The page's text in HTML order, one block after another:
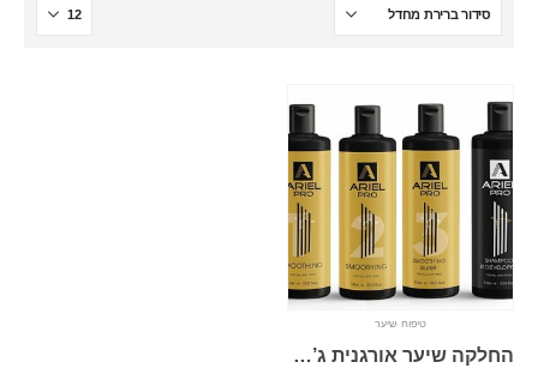
טיפוח שיער
החלקה שיער אורגנית ג’ל 1 ליטר ArielPRO אריאל פרו